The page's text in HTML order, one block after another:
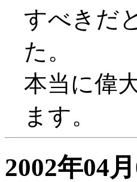
すべきだ
た。
本当に偉
ます。
2002年04